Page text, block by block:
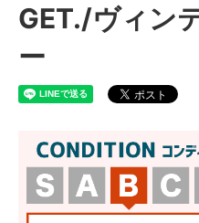
GET./ヴィン
ー